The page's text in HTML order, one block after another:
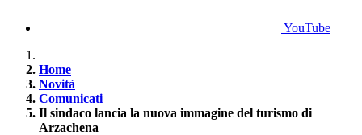
YouTube
Home
Novità
Comunicati
Il sindaco lancia la nuova immagine del turismo di
Arzachena